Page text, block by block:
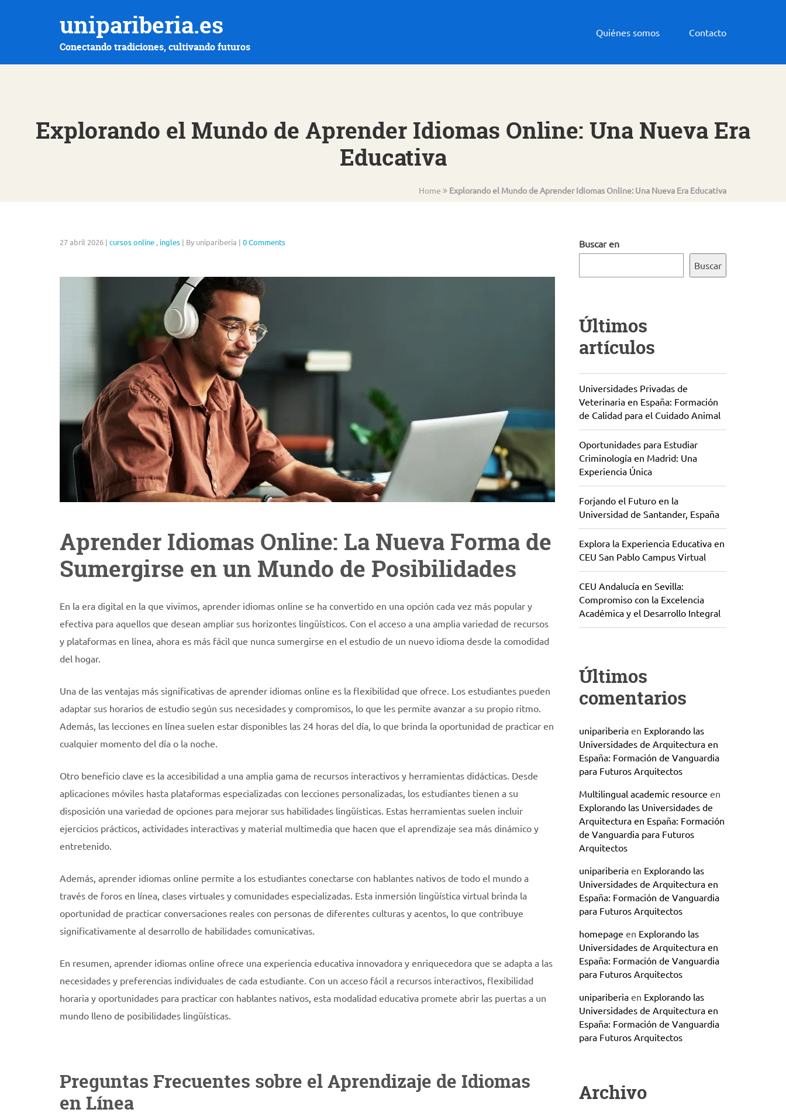
unipariberia.es
Conectando tradiciones, cultivando futuros
Quiénes somos Contacto
Explorando el Mundo de Aprender Idiomas Online: Una Nueva Era
Educativa
Home Explorando el Mundo de Aprender Idiomas Online: Una Nueva Era Educativa
27 abril 2026 | cursos online , ingles | By unipariberia | 0 Comments
Aprender Idiomas Online: La Nueva Forma de
Sumergirse en un Mundo de Posibilidades
En la era digital en la que vivimos, aprender idiomas online se ha convertido en una opción cada vez más popular y
efectiva para aquellos que desean ampliar sus horizontes lingüísticos. Con el acceso a una amplia variedad de recursos
y plataformas en línea, ahora es más fácil que nunca sumergirse en el estudio de un nuevo idioma desde la comodidad
del hogar.
Una de las ventajas más significativas de aprender idiomas online es la flexibilidad que ofrece. Los estudiantes pueden
adaptar sus horarios de estudio según sus necesidades y compromisos, lo que les permite avanzar a su propio ritmo.
Además, las lecciones en línea suelen estar disponibles las 24 horas del día, lo que brinda la oportunidad de practicar en
cualquier momento del día o la noche.
Otro beneficio clave es la accesibilidad a una amplia gama de recursos interactivos y herramientas didácticas. Desde
aplicaciones móviles hasta plataformas especializadas con lecciones personalizadas, los estudiantes tienen a su
disposición una variedad de opciones para mejorar sus habilidades lingüísticas. Estas herramientas suelen incluir
ejercicios prácticos, actividades interactivas y material multimedia que hacen que el aprendizaje sea más dinámico y
entretenido.
Además, aprender idiomas online permite a los estudiantes conectarse con hablantes nativos de todo el mundo a
través de foros en línea, clases virtuales y comunidades especializadas. Esta inmersión lingüística virtual brinda la
oportunidad de practicar conversaciones reales con personas de diferentes culturas y acentos, lo que contribuye
significativamente al desarrollo de habilidades comunicativas.
En resumen, aprender idiomas online ofrece una experiencia educativa innovadora y enriquecedora que se adapta a las
necesidades y preferencias individuales de cada estudiante. Con un acceso fácil a recursos interactivos, flexibilidad
horaria y oportunidades para practicar con hablantes nativos, esta modalidad educativa promete abrir las puertas a un
mundo lleno de posibilidades lingüísticas.
Preguntas Frecuentes sobre el Aprendizaje de Idiomas
en Línea
Buscar en
Buscar
Últimos
artículos
Universidades Privadas de
Veterinaria en España: Formación
de Calidad para el Cuidado Animal
Oportunidades para Estudiar
Criminología en Madrid: Una
Experiencia Única
Forjando el Futuro en la
Universidad de Santander, España
Explora la Experiencia Educativa en
CEU San Pablo Campus Virtual
CEU Andalucía en Sevilla:
Compromiso con la Excelencia
Académica y el Desarrollo Integral
Últimos
comentarios
unipariberiaen Explorando las
Universidades de Arquitectura en
España: Formación de Vanguardia
para Futuros Arquitectos
Multilingual academic resource en
Explorando las Universidades de
Arquitectura en España: Formación
de Vanguardia para Futuros
Arquitectos
unipariberiaen Explorando las
Universidades de Arquitectura en
España: Formación de Vanguardia
para Futuros Arquitectos
homepage en Explorando las
Universidades de Arquitectura en
España: Formación de Vanguardia
para Futuros Arquitectos
unipariberiaen Explorando las
Universidades de Arquitectura en
España: Formación de Vanguardia
para Futuros Arquitectos
Archivo